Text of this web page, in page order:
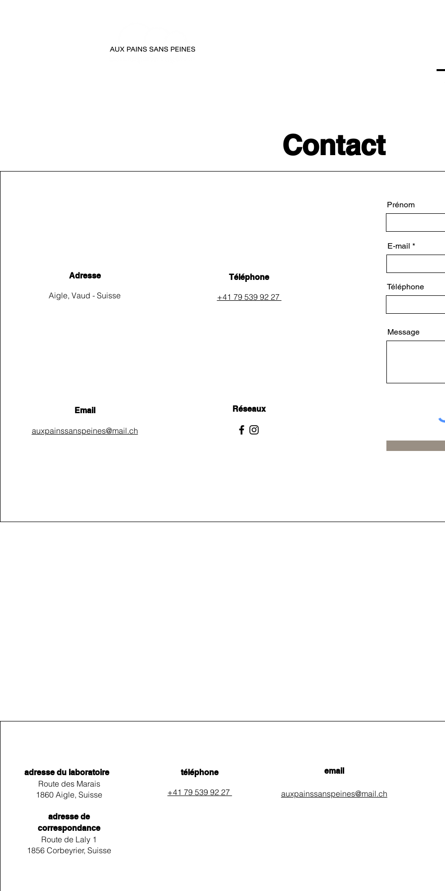
Contact
Adresse
Aigle, Vaud - Suisse
Téléphone
+41 79 539 92 27
Email
auxpainssanspeines@mail.ch
Réseaux
Prénom
E-mail
Téléphone
Message
adresse du laboratoire
Route des Marais
1860 Aigle, Suisse
adresse de
correspondance
Route de Laly 1
1856 Corbeyrier, Suisse
téléphone
+41 79 539 92 27
email
auxpainssanspeines@mail.ch